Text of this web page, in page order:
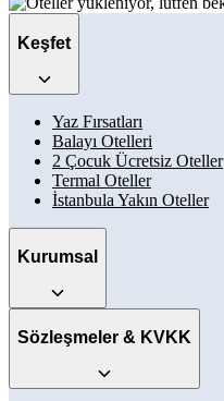
Keşfet
Yaz Fırsatları
Balayı Otelleri
2 Çocuk Ücretsiz Oteller
Termal Oteller
İstanbula Yakın Oteller
Kurumsal
Sözleşmeler & KVKK